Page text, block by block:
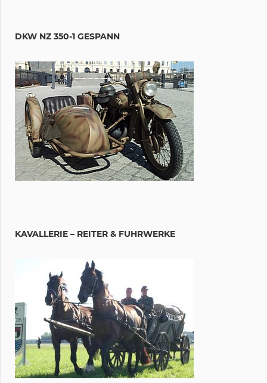
DKW NZ 350-1 GESPANN
KAVALLERIE – REITER & FUHRWERKE